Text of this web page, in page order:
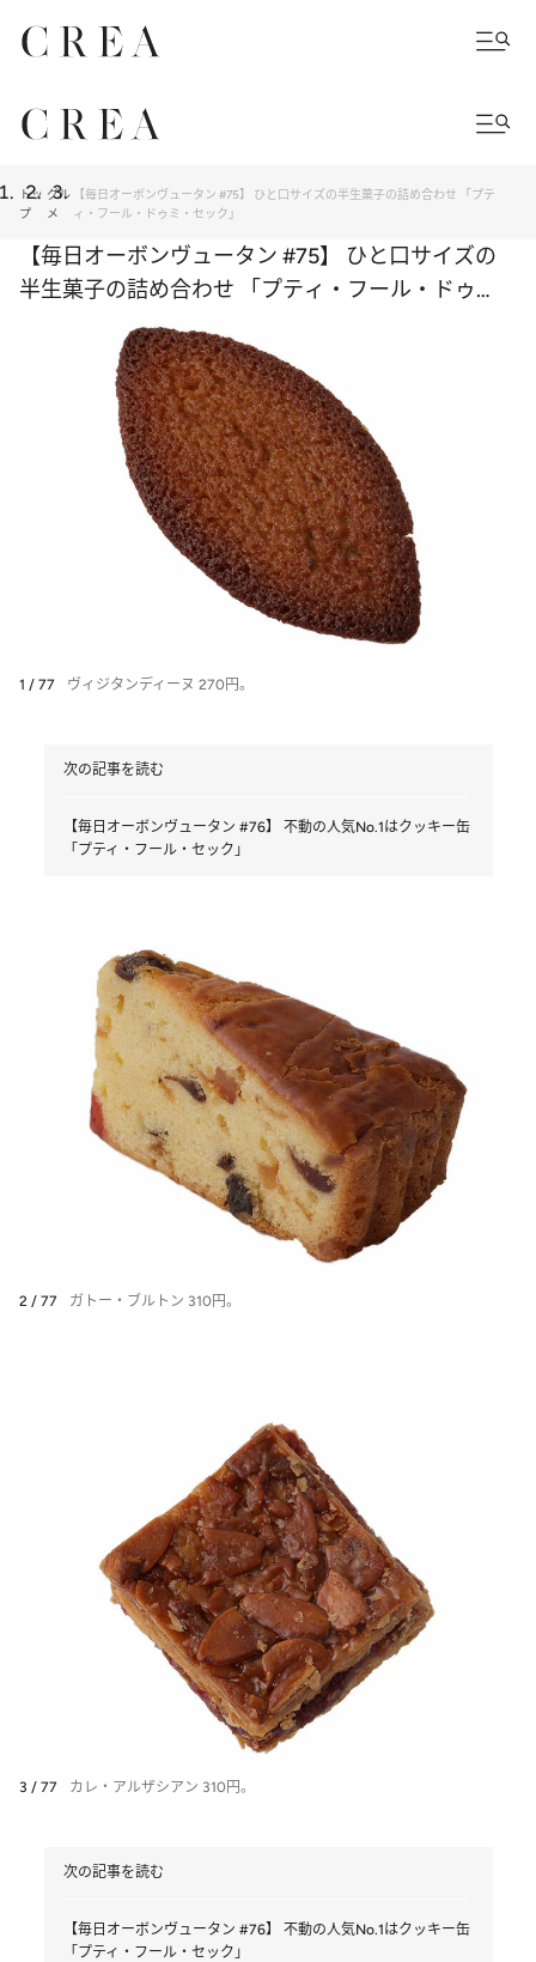
トッ
プ
グル
メ
【毎日オーボンヴュータン #75】 ひと口サイズの半生菓子の詰め合わせ 「プテ
ィ・フール・ドゥミ・セック」
【毎日オーボンヴュータン #75】 ひと口サイズの
半生菓子の詰め合わせ 「プティ・フール・ドゥ
ミ・セック」
1 / 77 ヴィジタンディーヌ 270円。
次の記事を読む
【毎日オーボンヴュータン #76】 不動の人気No.1はクッキー缶
「プティ・フール・セック」
2 / 77 ガトー・ブルトン 310円。
3 / 77 カレ・アルザシアン 310円。
次の記事を読む
【毎日オーボンヴュータン #76】 不動の人気No.1はクッキー缶
「プティ・フール・セック」